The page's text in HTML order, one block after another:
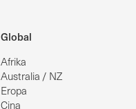
Global
Afrika
Australia / NZ
Eropa
Cina